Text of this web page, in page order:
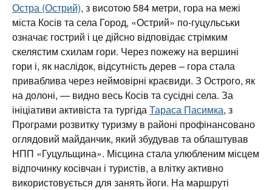
Остра (Острий), з висотою 584 метри, гора на межі
міста Косів та села Город, «Острий» по-гуцульськи
означає гострий і це дійсно відповідає стрімким
скелястим схилам гори. Через пожежу на вершині
гори і, як наслідок, відсутність дерев – гора стала
приваблива через неймовірні краєвиди. З Острого, як
на долоні, — видно весь Косів та сусідні села. За
ініціативи активіста та тургідаТараса Пасимка, з
Програми розвитку туризму в районі профінансовано
оглядовий майданчик, який збудував та облаштував
НПП «Гуцульщина». Місцина стала улюбленим місцем
відпочинку косівчан і туристів, а влітку активно
використовується для занять йоги. На маршруті